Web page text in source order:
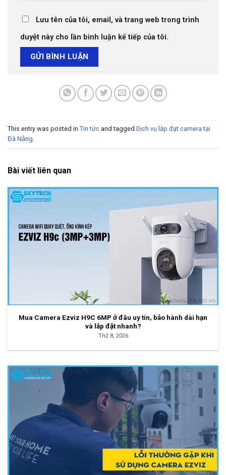
Lưu tên của tôi, email, và trang web trong trình
duyệt này cho lần bình luận kế tiếp của tôi.
This entry was posted in Tin tức and tagged Dịch vụ lắp đạt camera tại
Đà Nẵng.
Bài viết liên quan
Mua Camera Ezviz H9C 6MP ở đâu uy tín, bảo hành dài hạn
và lắp đặt nhanh?
Th2 8, 2026